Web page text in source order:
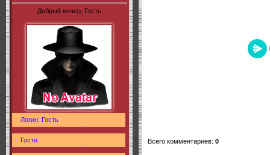
Добрый вечер, Гость
Логин: Гость
Гости Всего комментариев: 0